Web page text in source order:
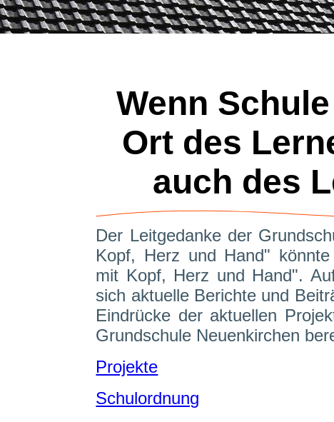
Wenn
Ort des
auch des
Der Leitgedanke der
Kopf, Herz und Hand"
mit Kopf, Herz und Hand".
sich aktuelle Berichte und
Eindrücke der aktuellen
Grundschule Neuenkirchen
Projekte
Schulordnung